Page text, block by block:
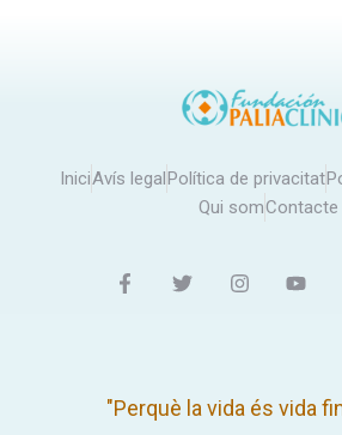
IniciAvís legalPolítica de privacitat
Qui somContacte
"Perquè la vida és vida